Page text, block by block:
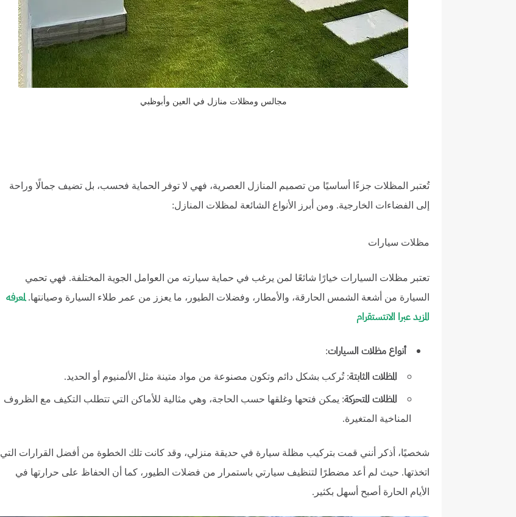
مجالس ومظلات منازل في العين وأبوظبي
تُعتبر المظلات جزءًا أساسيًا من تصميم المنازل العصرية، فهي لا توفر الحماية فحسب، بل تضيف جمالًا وراحة
إلى الفضاءات الخارجية. ومن أبرز الأنواع الشائعة لمظلات المنازل:
مظلات سيارات
تعتبر مظلات السيارات خيارًا شائعًا لمن يرغب في حماية سيارته من العوامل الجوية المختلفة. فهي تحمي
السيارة من أشعة الشمس الحارقة، والأمطار، وفضلات الطيور، ما يعزز من عمر طلاء السيارة وصيانتها. لمعرفه
المزيد عبرا الانتستقرام
أنواع مظلات السيارات:
المظلات الثابتة: تُركب بشكل دائم وتكون مصنوعة من مواد متينة مثل الألمنيوم أو الحديد.
المظلات المتحركة: يمكن فتحها وغلقها حسب الحاجة، وهي مثالية للأماكن التي تتطلب التكيف مع الظروف
المناخية المتغيرة.
شخصيًا، أذكر أنني قمت بتركيب مظلة سيارة في حديقة منزلي، وقد كانت تلك الخطوة من أفضل القرارات التي
اتخذتها. حيث لم أعد مضطرًا لتنظيف سيارتي باستمرار من فضلات الطيور، كما أن الحفاظ على حرارتها في
الأيام الحارة أصبح أسهل بكثير.